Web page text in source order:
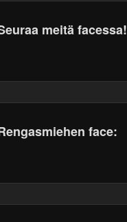
meitä facessa!
face: